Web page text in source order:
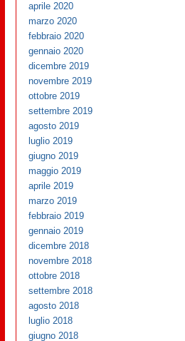
aprile 2020
marzo 2020
febbraio 2020
gennaio 2020
dicembre 2019
novembre 2019
ottobre 2019
settembre 2019
agosto 2019
luglio 2019
giugno 2019
maggio 2019
aprile 2019
marzo 2019
febbraio 2019
gennaio 2019
dicembre 2018
novembre 2018
ottobre 2018
settembre 2018
agosto 2018
luglio 2018
giugno 2018